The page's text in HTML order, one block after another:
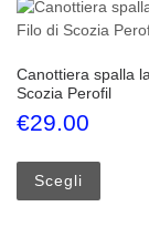
Canottiera spalla
Scozia Perofil
€29.00
Scegli